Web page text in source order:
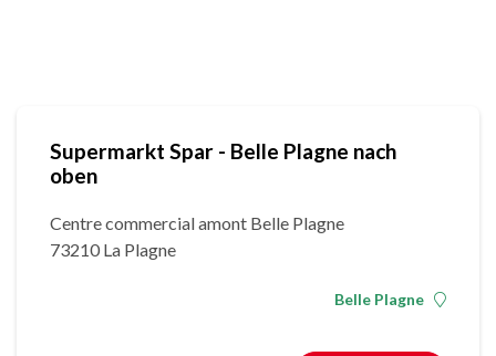
Supermarkt Spar - Belle Plagne nach
oben
Centre commercial amont Belle Plagne
73210 La Plagne
Belle Plagne